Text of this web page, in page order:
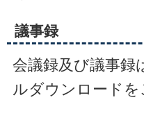
議事録
会議録及び議事録
ルダウンロードを